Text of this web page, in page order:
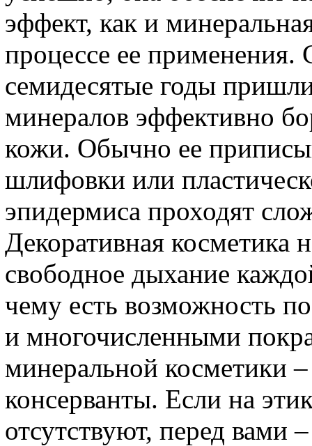
эффект, как и
процессе ее
семидесятые годы
минералов эффективно
кожи. Обычно ее
шлифовки или
эпидермиса проходят
Декоративная косметика
свободное дыхание
чему есть возможность
и многочисленными
минеральной косметики
консерванты. Если на
отсутствуют, перед вами